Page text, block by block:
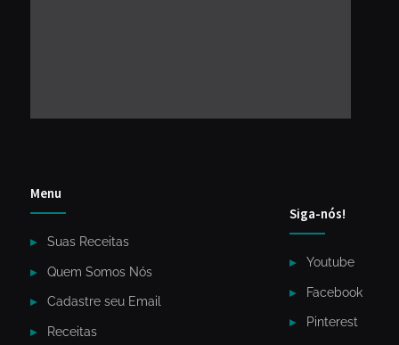
Menu
Suas Receitas
Quem Somos Nós
Cadastre seu Email
Receitas
Siga-nós!
Youtube
Facebook
Pinterest